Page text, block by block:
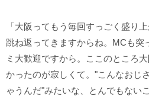
「大阪ってもう毎回すっごく盛り
跳ね返ってきますからね。MCも突
ミ大歓迎ですから。ここのところ
かったのが寂しくて。"こんなおじ
ゃうんだ"みたいな、とんでもない